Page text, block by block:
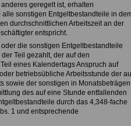
geregelt ist, erhalten
sonstigen Entgeltbestandteile in
durchschnittlichen Arbeitszeit an der
entspricht.
die sonstigen Entgeltbestandteile
Teil gezahlt, der auf den
eines Kalendertags Anspruch auf
betriebsübliche Arbeitsstunde der
sowie der sonstigen in Monatsbeträgen
des auf eine Stunde entfallenden
durch das 4,348-fache
1 und entsprechende